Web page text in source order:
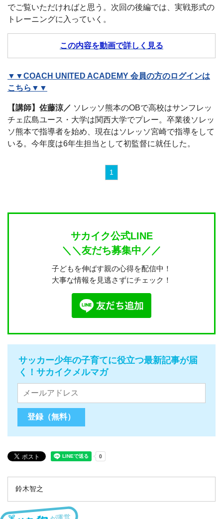
でご覧いただければと思う。次回の後編では、実戦形式の
トレーニングに入っていく。
この内容を動画で詳しく見る
▼▼COACH UNITED ACADEMY 会員の方のログインは
こちら▼▼
【講師】佐藤涼／ ソレッソ熊本のOBで高校はサンフレッ
チェ広島ユース・大学は関西大学でプレー。卒業後ソレッ
ソ熊本で指導者を始め、現在はソレッソ宮崎で指導をして
いる。今年度は6年生担当として初監督に就任した。
1
サカイク公式LINE
＼＼友だち募集中／／
子どもを伸ばす親の心得を配信中！
大事な情報を見逃さずにチェック！
サッカー少年の子育てに役立つ最新記事が届
く！サカイクメルマガ
鈴木智之